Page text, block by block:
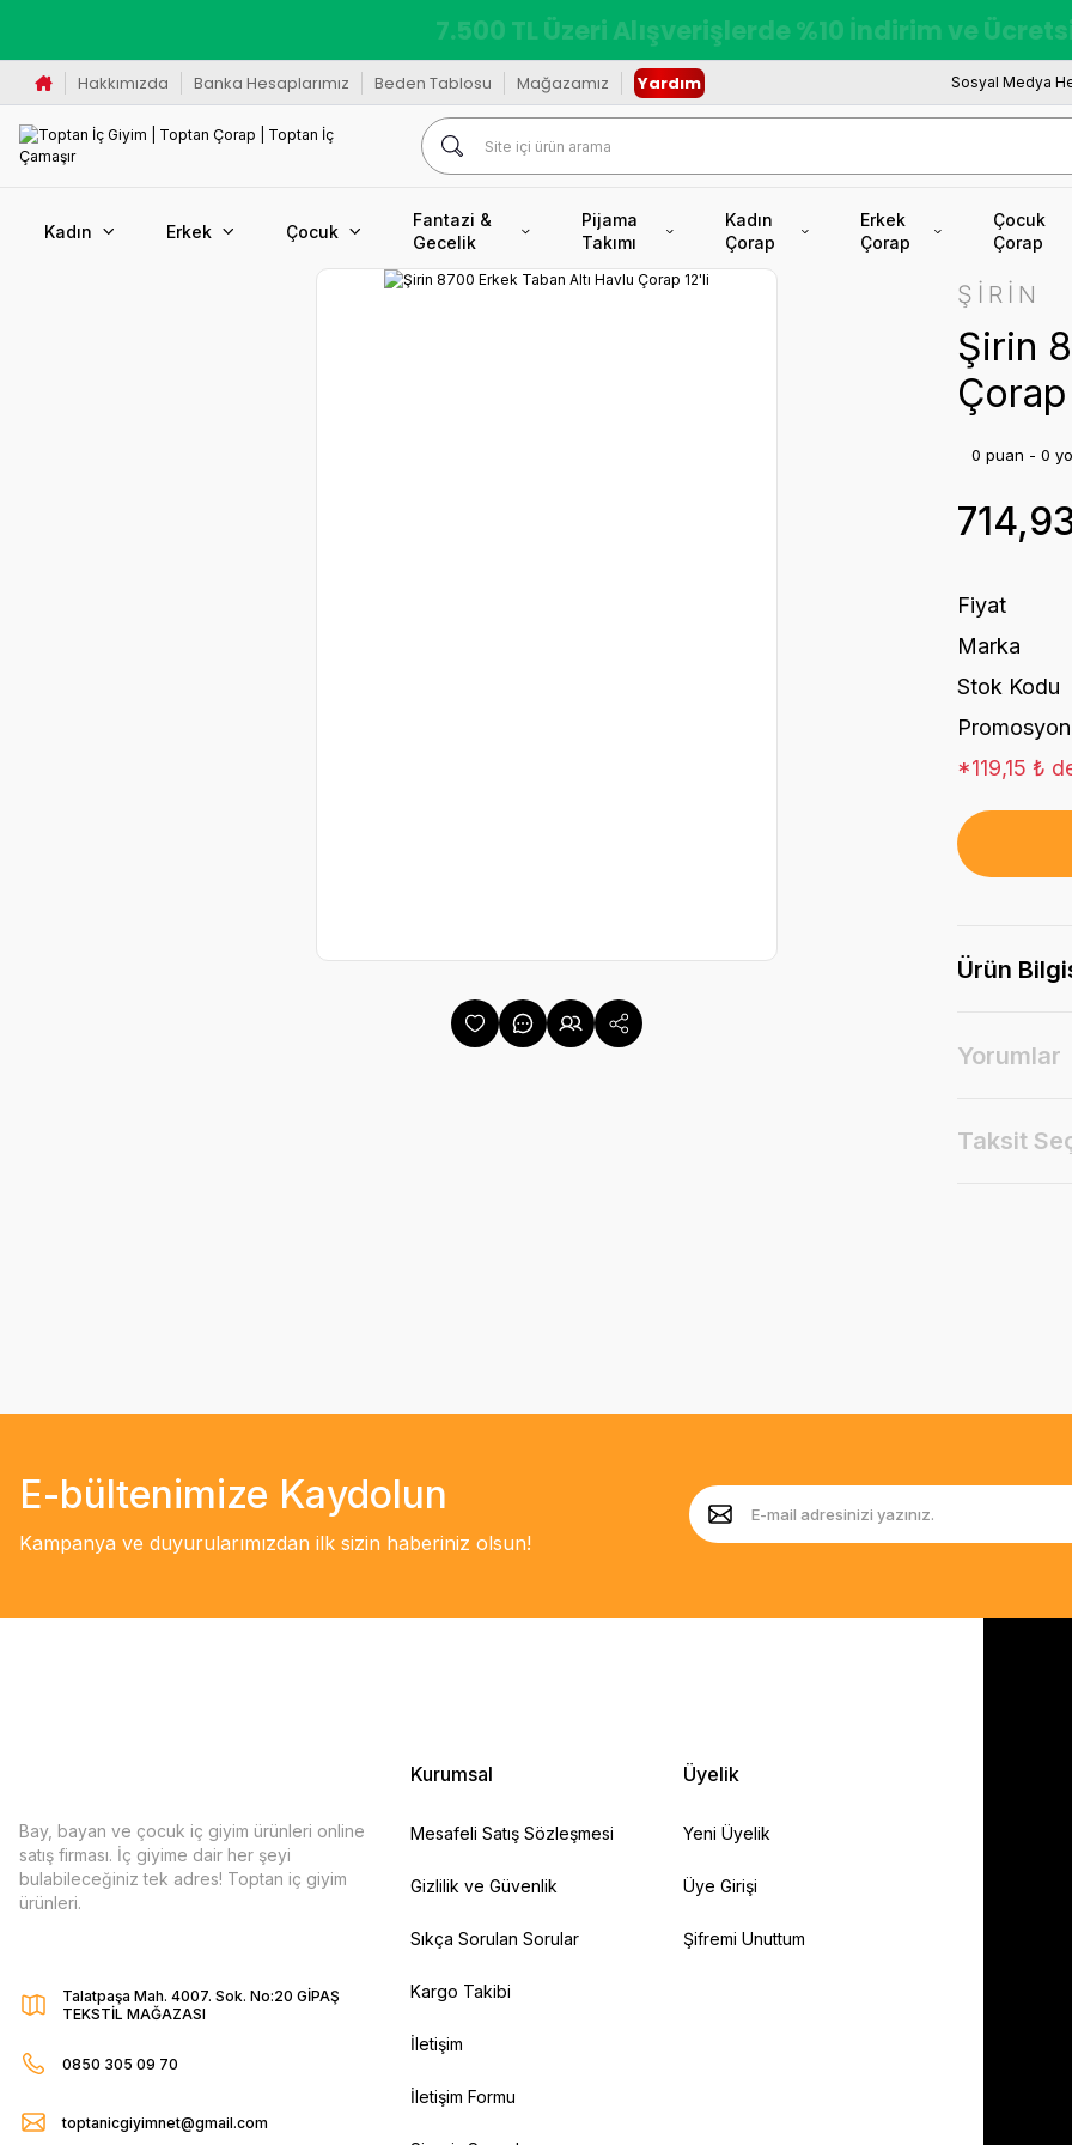
7.500 TL Üzeri Alışverişlerde %10 İndirim ve
Hakkımızda Banka Hesaplarımız Beden Tablosu Mağazamız Yardım Sosyal Medya
Kadın Erkek Çocuk
Fantazi &
Gecelik
Pijama
Takımı
Kadın
Çorap
Erkek
Çorap
Çocuk
Çorap
ŞİRİN
Şirin
0 puan - 0
Fiyat
Marka
Stok Kodu
Promosyon
*119,15 ₺
Ürün
Yorumlar
Taksit
E-bültenimize Kaydolun
Kampanya ve duyurularımızdan ilk sizin haberiniz olsun!
Bay, bayan ve çocuk iç giyim ürünleri online
satış firması. İç giyime dair her şeyi
bulabileceğiniz tek adres! Toptan iç giyim
ürünleri.
Talatpaşa Mah. 4007. Sok. No:20 GİPAŞ
TEKSTİL MAĞAZASI
0850 305 09 70
toptanicgiyimnet@gmail.com
Kurumsal
Mesafeli Satış Sözleşmesi
Gizlilik ve Güvenlik
Sıkça Sorulan Sorular
Kargo Takibi
İletişim
İletişim Formu
Üyelik
Yeni Üyelik
Üye Girişi
Şifremi Unuttum